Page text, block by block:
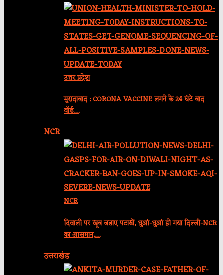
उत्तर प्रदेश
मुरादाबाद : CORONA VACCINE लगने के 24 घंटे बाद
वॉर्ड…
NCR
NCR
दिवाली पर खूब जलाए पटाखें, धुआं-धुआं हो गया दिल्ली-NCR
का आसमान,…
उत्तराखंड